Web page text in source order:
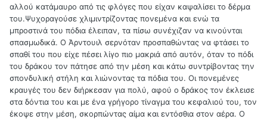
αλλού κατάμαυρο από τις φλόγες που είχαν καψαλίσει το δέρμα
του.Ψυχοραγούσε χλιμιντρίζοντας πονεμένα και ενώ τα
μπροστινά του πόδια έλειπαν, τα πίσω συνέχιζαν να κινούνται
σπασμωδικά. Ο Άρντουιλ σερνόταν προσπαθώντας να φτάσει το
σπαθί του που είχε πέσει λίγο πιο μακριά από αυτόν, όταν το πόδι
του δράκου τον πάτησε από την μέση και κάτω συντρίβοντας την
σπονδυλική στήλη και λιώνοντας τα πόδια του. Οι πονεμένες
κραυγές του δεν διήρκεσαν για πολύ, αφού ο δράκος τον έκλεισε
στα δόντια του και με ένα γρήγορο τίναγμα του κεφαλιού του, τον
έκοψε στην μέση, σκορπώντας αίμα και εντόσθια στον αέρα. Ο